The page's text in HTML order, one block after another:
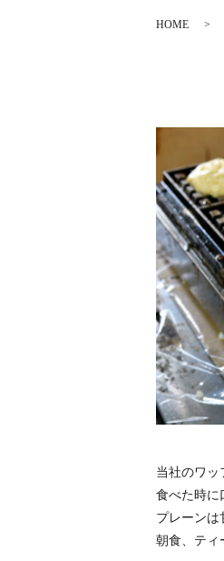
HOME
当社のワッ
食べた時に
プレーンは
朝食、ティ